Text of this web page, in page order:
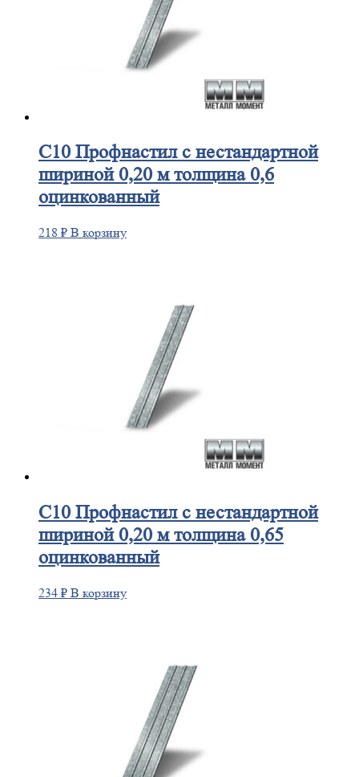
С10Профнастил с нестандартной
шириной 0,20 м толщина 0,6
оцинкованный
218 ₽ В корзину
С10Профнастил с нестандартной
шириной 0,20 м толщина 0,65
оцинкованный
234 ₽ В корзину